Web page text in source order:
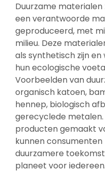
Duurzame
een verantwoorde
geproduceerd, met
milieu. Deze
als synthetisch zijn
hun ecologische
Voorbeelden van
organisch katoen,
hennep, biologisch
gerecyclede
producten gemaakt
kunnen
duurzamere
planeet voor iedereen.